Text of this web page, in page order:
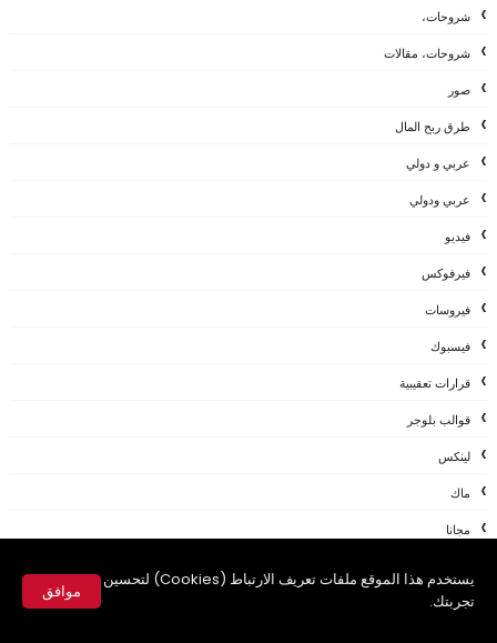
يستخدم هذا الموقع ملفات تعريف الارتباط (Cookies) لتحسين
تجربتك.
موافق
شروحات،
شروحات، مقالات
صور
طرق ربح المال
عربي و دولي
عربي ودولي
فيديو
فيرفوكس
فيروسات
فيسبوك
قرارات تعقيبية
قوالب بلوجر
لينكس
ماك
مجانا
مراجعات